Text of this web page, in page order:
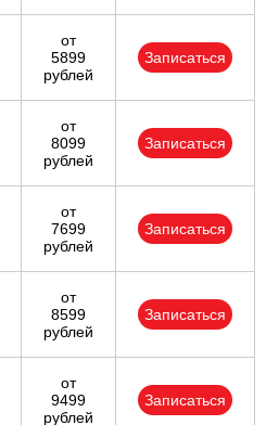
от
5899
рублей
Записаться
от
8099
рублей
Записаться
от
7699
рублей
Записаться
от
8599
рублей
Записаться
от
9499
рублей
Записаться